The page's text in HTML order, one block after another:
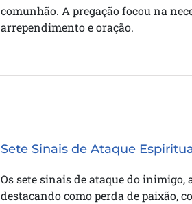
comunhão. A pregação focou na
arrependimento e oração.
Sete Sinais de Ataque
Os sete sinais de ataque do
destacando como perda de paixão,